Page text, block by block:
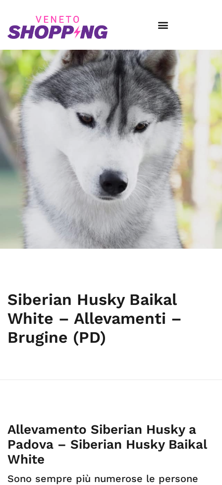
Siberian Husky Baikal
White – Allevamenti –
Brugine (PD)
Allevamento Siberian Husky a
Padova – Siberian Husky Baikal
White
Sono sempre più numerose le persone